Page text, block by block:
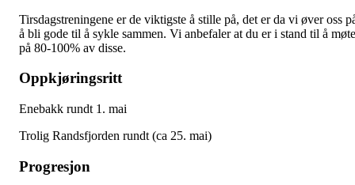
Tirsdagstreningene er de viktigste å stille på, det er da vi øver oss
å bli gode til å sykle sammen. Vi anbefaler at du er i stand til å møte
på 80-100% av disse.
Oppkjøringsritt
Enebakk rundt 1. mai
Trolig Randsfjorden rundt (ca 25. mai)
Progresjon